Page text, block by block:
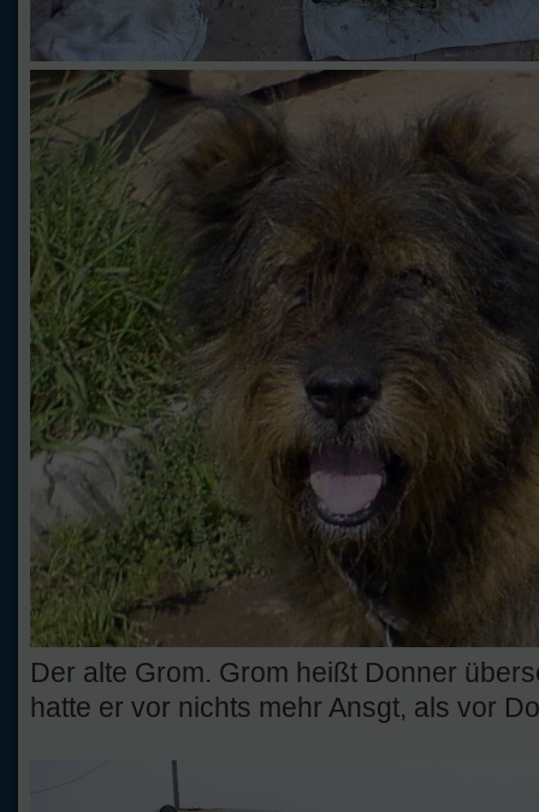
Der alte Grom. Grom heißt Donner
hatte er vor nichts mehr Ansgt, als vor